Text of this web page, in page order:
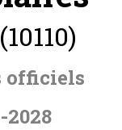
(10110)
officiels
2028